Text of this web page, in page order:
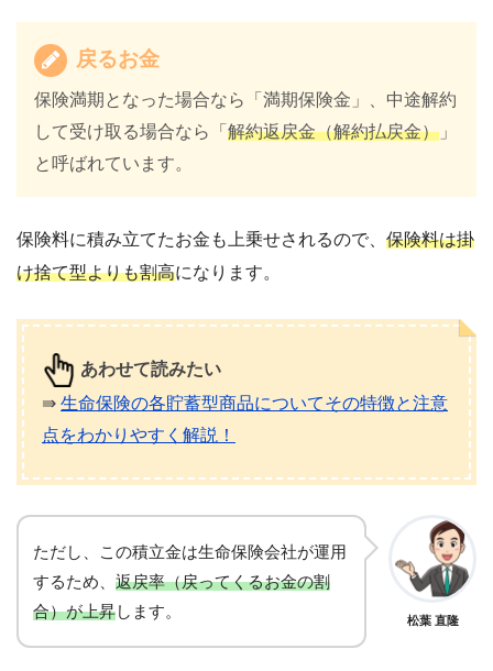
戻るお金
保険満期となった場合なら「満期保険金」、中途解約
して受け取る場合なら「 解約返戻金（解約払戻金） 」
と呼ばれています。
保険料に積み立てたお金も上乗せされるので、 保険料は掛
け捨て型よりも割高になります。
あわせて読みたい
⇛ 生命保険の各貯蓄型商品についてその特徴と注意
点をわかりやすく解説！
ただし、この積立金は生命保険会社が運用
するため、 返戻率（戻ってくるお金の割
合）が上昇します。 松葉 直隆